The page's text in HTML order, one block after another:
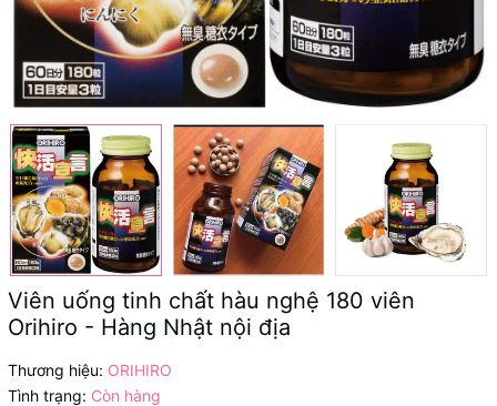
Viên uống tinh chất hàu nghệ 180 viên
Orihiro - Hàng Nhật nội địa
Thương hiệu: ORIHIRO
Tình trạng: Còn hàng